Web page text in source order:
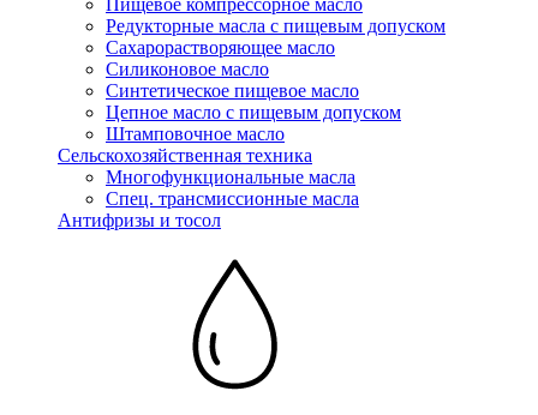
Пищевое компрессорное масло
Редукторные масла с пищевым допуском
Сахарорастворяющее масло
Силиконовое масло
Синтетическое пищевое масло
Цепное масло с пищевым допуском
Штамповочное масло
Сельскохозяйственная техника
Многофункциональные масла
Спец. трансмиссионные масла
Антифризы и тосол